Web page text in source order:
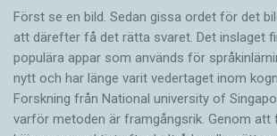
Först se en bild. Sedan gissa ordet för det
att därefter få det rätta svaret. Det inslaget
populära appar som används för
nytt och har länge varit vedertaget inom
Forskning från National university of
varför metoden är framgångsrik. Genom